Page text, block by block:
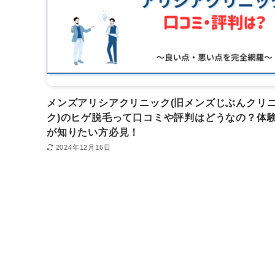
メンズアリシアクリニック(旧メンズじぶんクリ
ク)のヒゲ脱毛って口コミや評判はどうなの？体
が知りたい方必見！
2024年12月16日